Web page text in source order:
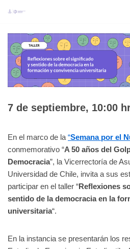
contenido
7 de septiembre, 10:00
En el marco de la “Semana por el
conmemorativo “A 50 años del
Democracia”, la Vicerrectoría de
Universidad de Chile, invita a sus
participar en el taller “Reflexiones
sentido de la democracia en la
universitaria“.
En la instancia se presentarán los